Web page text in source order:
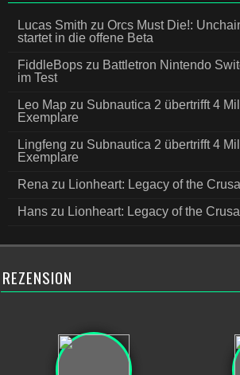
Lucas Smith zu Orcs Must Die!:
startet in die offene Beta
FiddleBops zu Battletron Nintendo
im Test
Leo Map zu Subnautica 2 übertrifft 4
Exemplare
Lingfeng zu Subnautica 2 übertrifft 4
Exemplare
Rena zu Lionheart: Legacy of the
Hans zu Lionheart: Legacy of the
REZENSION